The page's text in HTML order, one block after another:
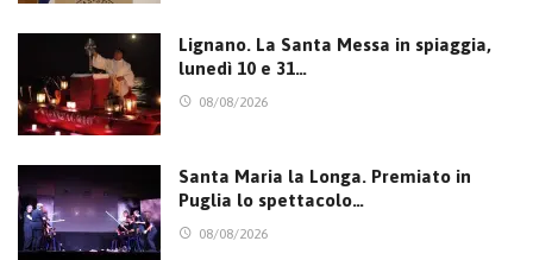
Lignano. La Santa Messa in spiaggia,
lunedì 10 e 31…
08/08/2026
Santa Maria la Longa. Premiato in
Puglia lo spettacolo…
08/08/2026